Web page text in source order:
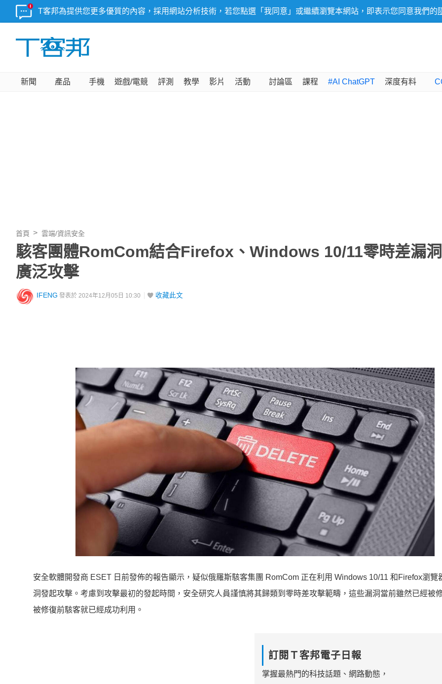
T客邦為提供您更多優質的內容，採用網站分析技術，若您點選「我同意」或繼續瀏覽本網站，即表示您同意我們的
新聞 產品 手機 遊戲/電競 評測 教學 影片 活動 討論區 課程 #AI ChatGPT 深度有料
首頁 雲端/資訊安全
駭客團體RomCom結合Firefox、Windows 10/11零時差漏
廣泛攻擊
IFENG 發表於 2024年12月05日 10:30 收藏此文
安全軟體開發商 ESET 日前發佈的報告顯示，疑似俄羅斯駭客集團 RomCom 正在利用 Windows 10/11 和Firefox瀏覽
洞發起攻擊。考慮到攻擊最初的發起時間，安全研究人員謹慎將其歸類到零時差攻擊範疇，這些漏洞當前雖然已經被
被修復前駭客就已經成功利用。
訂閱Ｔ客邦電子日報
掌握最熱門的科技話題、網路動態，